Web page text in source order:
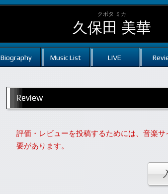
クボタ ミカ
久保田 美華
Biography Music List LIVE
Review
評価・レビューを投稿するためには、音楽
要があります。